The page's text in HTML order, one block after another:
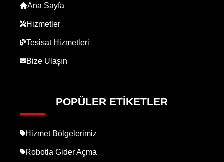
Ana Sayfa
Hizmetler
Tesisat Hizmetleri
Bize Ulaşın
POPÜLER ETIKETLER
Hizmet Bölgelerimiz
Robotla Gider Açma